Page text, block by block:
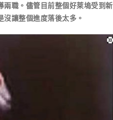
職。儘管目前整個好萊塢受到新
讓整個進度落後太多。